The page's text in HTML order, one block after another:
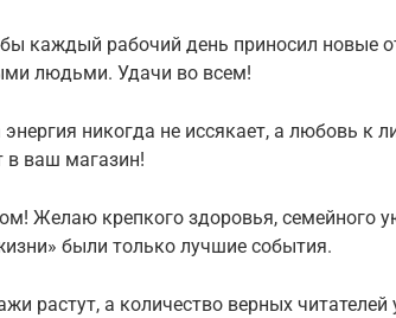
каждый рабочий день приносил новые
людьми. Удачи во всем!
никогда не иссякает, а любовь к
в ваш магазин!
Желаю крепкого здоровья, семейного
были только лучшие события.
растут, а количество верных